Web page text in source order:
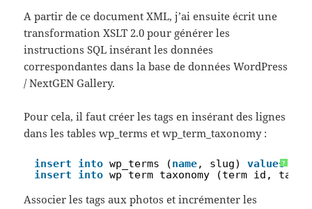
A partir de ce document XML, j’ai ensuite écrit une
transformation XSLT 2.0 pour générer les
instructions SQL insérant les données
correspondantes dans la base de données WordPress
/ NextGEN Gallery.
Pour cela, il faut créer les tags en insérant des lignes
dans les tables wp_terms et wp_term_taxonomy :
?
1
2
insert into wp_terms (name, slug) values
insert
into wp_term_taxonomy (term_id,
Associer les tags aux photos et incrémenter les